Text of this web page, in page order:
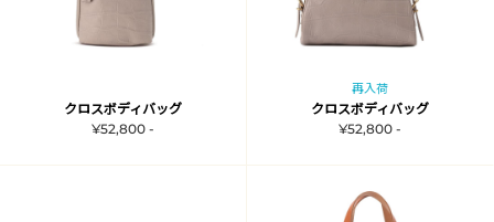
クロスボディバッグ
¥52,800 -
再入荷
クロスボディバッグ
¥52,800 -